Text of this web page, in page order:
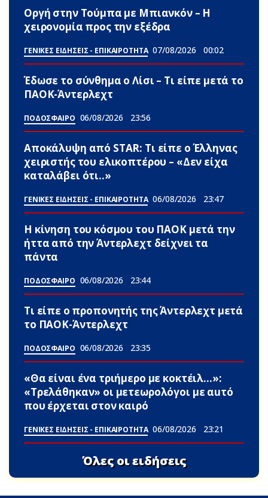
Οργή στην Τούμπα με Μπιανκόν – Η
χειρονομία προς την εξέδρα
ΓΕΝΙΚΕΣ ΕΙΔΗΣΕΙΣ - ΕΠΙΚΑΙΡΟΤΗΤΑ 07/08/2026 00:02
Έδωσε το σύνθημα ο Λίσι – Τι είπε μετά το
ΠΑΟΚ-Άντερλεχτ
ΠΟΔΟΣΦΑΙΡΟ 06/08/2026 23:56
Αποκάλυψη από STAR: Τι είπε ο Έλληνας
χειριστής του ελικοπτέρου – «Δεν είχα
καταλάβει ότι..»
ΓΕΝΙΚΕΣ ΕΙΔΗΣΕΙΣ - ΕΠΙΚΑΙΡΟΤΗΤΑ 06/08/2026 23:47
Η κίνηση του κόσμου του ΠΑΟΚ μετά την
ήττα από την Άντερλεχτ δείχνει τα
πάντα
ΠΟΔΟΣΦΑΙΡΟ 06/08/2026 23:44
Τι είπε ο προπονητής της Άντερλεχτ μετά
το ΠΑΟΚ-Άντερλεχτ
ΠΟΔΟΣΦΑΙΡΟ 06/08/2026 23:35
«Θα είναι ένα τριήμερο με κοκτέιλ…»:
«Τρελάθηκαν» οι μετεωρολόγοι με αuτό
που έρχεται στον καιρό
ΓΕΝΙΚΕΣ ΕΙΔΗΣΕΙΣ - ΕΠΙΚΑΙΡΟΤΗΤΑ 06/08/2026 23:21
Όλες οι ειδήσεις